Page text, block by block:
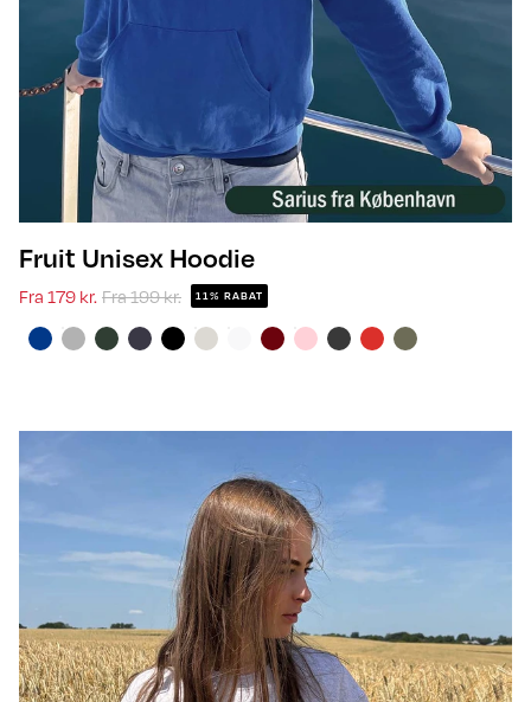
Fruit Unisex Hoodie
Fra 179 kr. Fra199 kr. 11% RABAT